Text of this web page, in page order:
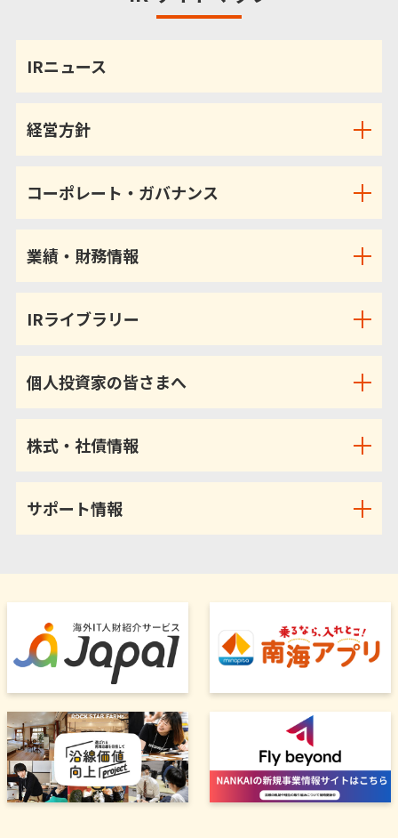
IRニュース
経営方針
コーポレート・ガバナンス
業績・財務情報
IRライブラリー
個人投資家の皆さまへ
株式・社債情報
サポート情報